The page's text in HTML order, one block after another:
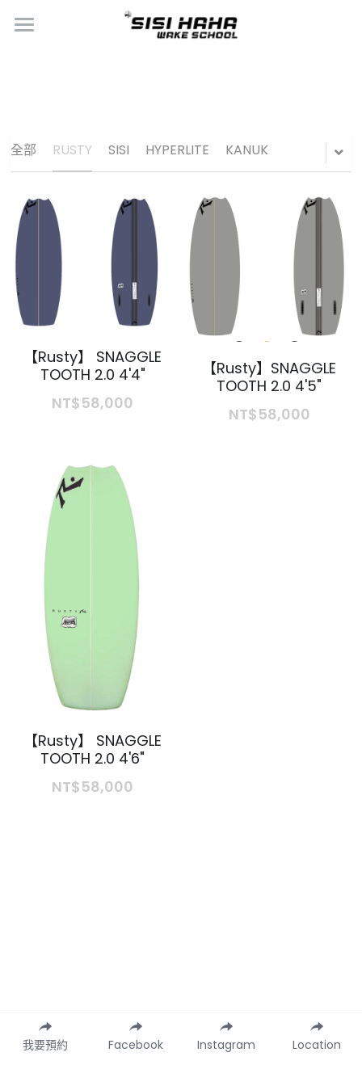
立即體驗
師資與進階介紹
LET'S START YOUR RIDING
LEVEL證照
選擇你有興趣的課程
選擇你命定的教練
環境設備介紹
SIHA STORE
媒體報導
會員福利
臺北市滑水協會
全部 RUSTY SISI HYPERLITE KANUK
【Rusty】 SNAGGLE
TOOTH 2.0 4'4"
NT$58,000
【Rusty】SNAGGLE
TOOTH 2.0 4'5"
NT$58,000
【Rusty】 SNAGGLE
TOOTH 2.0 4'6"
NT$58,000
商品分類
HYPERLITE
KANUK
Soulcraft
Hydromaster
Classic
嘻哈周邊
我要預約 Facebook Instagram Location